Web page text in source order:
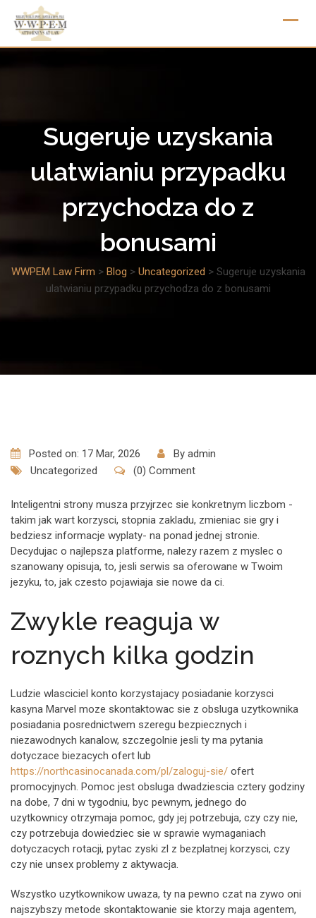
content
Sugeruje uzyskania
ulatwianiu przypadku
przychodza do z
bonusami
WWPEM Law Firm > Blog > Uncategorized > Sugeruje uzyskania
ulatwianiu przypadku przychodza do z bonusami
Posted on: 17 Mar, 2026 By admin
Uncategorized
(0) Comment
Inteligentni strony musza przyjrzec sie konkretnym liczbom -
takim jak wart korzysci, stopnia zakladu, zmieniac sie gry i
bedziesz informacje wyplaty- na ponad jednej stronie.
Decydujac o najlepsza platforme, nalezy razem z myslec o
szanowany opisuja, to, jesli serwis sa oferowane w Twoim
jezyku, to, jak czesto pojawiaja sie nowe da ci.
Zwykle reaguja w
roznych kilka godzin
Ludzie wlasciciel konto korzystajacy posiadanie korzysci
kasyna Marvel moze skontaktowac sie z obsluga uzytkownika
posiadania posrednictwem szeregu bezpiecznych i
niezawodnych kanalow, szczegolnie jesli ty ma pytania
dotyczace biezacych ofert lub
https://northcasinocanada.com/pl/zaloguj-sie/ ofert
promocyjnych. Pomoc jest obsluga dwadziescia cztery godziny
na dobe, 7 dni w tygodniu, byc pewnym, jednego do
uzytkownicy otrzymaja pomoc, gdy jej potrzebuja, czy czy nie,
czy potrzebuja dowiedziec sie w sprawie wymaganiach
dotyczacych rotacji, pytac zyski zl z bezplatnej korzysci, czy
czy nie unsex problemy z aktywacja.
Wszystko uzytkownikow uwaza, ty na pewno czat na zywo oni
najszybszy metode skontaktowanie sie ktorzy maja agentem,